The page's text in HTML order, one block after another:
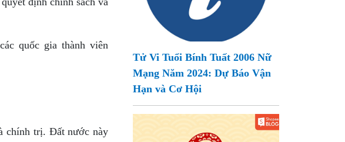
quốc gia thành viên
chính trị. Đất nước này
Tử Vi Tuổi Bính Tuất 2006 Nữ
Mạng Năm 2024: Dự Báo Vận
Hạn và Cơ Hội